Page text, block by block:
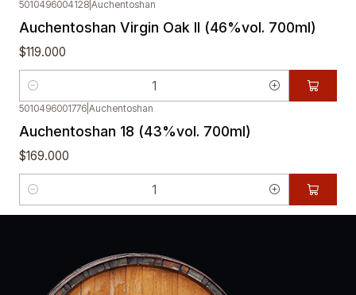
5010496004128 Auchentoshan
Auchentoshan Virgin Oak II (46%vol. 700ml)
$119.000
Cantidad
5010496001776 Auchentoshan
Auchentoshan 18 (43%vol. 700ml)
$169.000
Cantidad